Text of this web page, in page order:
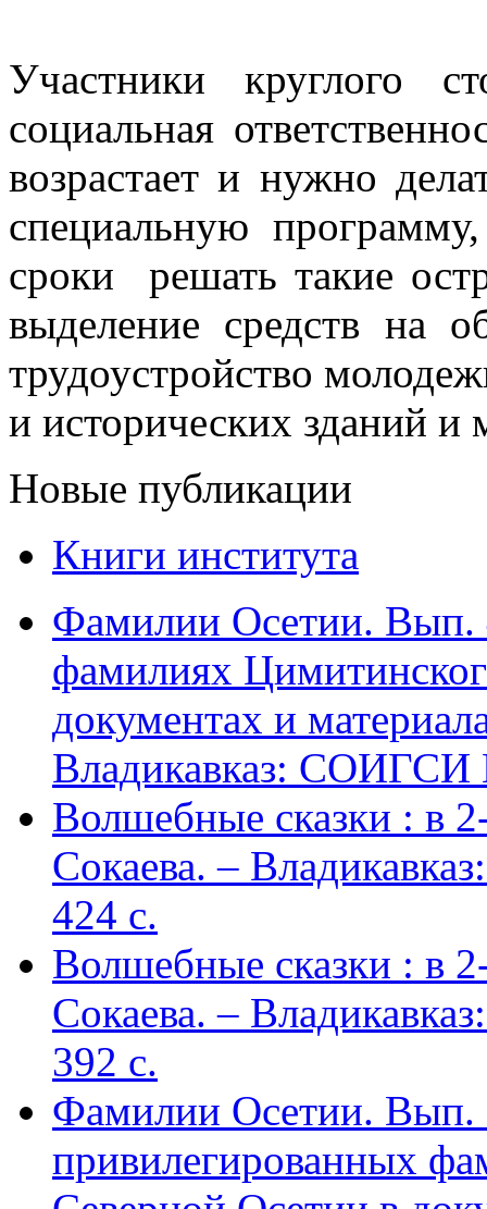
Участники круглого
социальная
возрастает и нужно
специальную
сроки решать такие
выделение средств на
трудоустройство
и исторических зданий и
Новые публикации
Книги института
Фамилии Осетии. Вып.
фамилиях
документах и
Владикавказ:
Волшебные сказки : в
Сокаева. –
424 c.
Волшебные сказки : в
Сокаева. –
392 c.
Фамилии Осетии. Вып.
привилегированных